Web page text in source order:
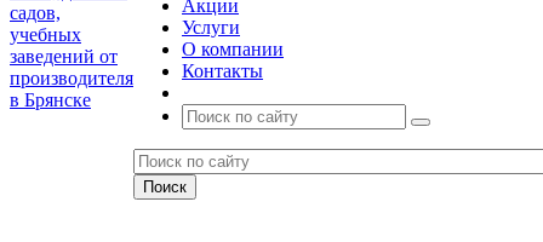
Акции
Услуги
О компании
Контакты